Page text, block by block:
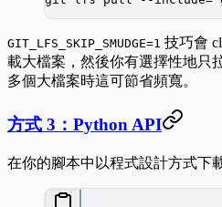
GIT_LFS_SKIP_SMUDGE=1 技巧會
載大檔案，然後你有選擇性地只
多個大檔案時這可節省頻寬。
方式 3：Python API
在你的腳本中以程式設計方式下